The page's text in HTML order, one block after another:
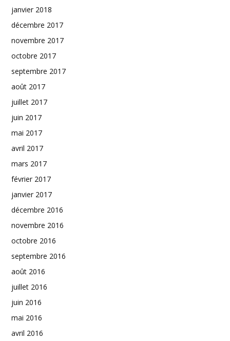
janvier 2018
décembre 2017
novembre 2017
octobre 2017
septembre 2017
août 2017
juillet 2017
juin 2017
mai 2017
avril 2017
mars 2017
février 2017
janvier 2017
décembre 2016
novembre 2016
octobre 2016
septembre 2016
août 2016
juillet 2016
juin 2016
mai 2016
avril 2016